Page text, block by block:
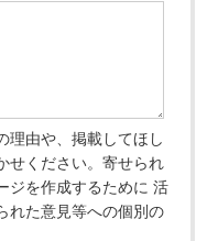
理由や、掲載してほし
せください。寄せられ
ジを作成するために 活
れた意見等への個別の